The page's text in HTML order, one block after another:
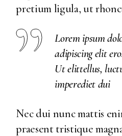
pretium ligula, ut
Lorem ipsum
adipiscing elit
Ut elittellus,
imperediet dui
Nec dui nunc mattis
praesent tristique